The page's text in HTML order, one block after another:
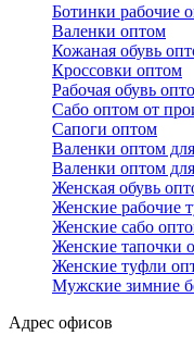
Ботинки рабочие
Валенки оптом
Кожаная обувь
Кроссовки оптом
Рабочая обувь
Сабо оптом от
Сапоги оптом
Валенки оптом
Валенки оптом
Женская обувь
Женские рабочие
Женские сабо
Женские тапочки
Женские туфли
Мужские зимние
Адрес офисов